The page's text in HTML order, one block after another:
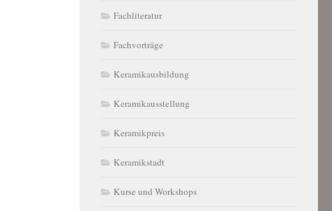
Fachliteratur
Fachvorträge
Keramikausbildung
Keramikausstellung
Keramikpreis
Keramikstadt
Kurse und Workshops